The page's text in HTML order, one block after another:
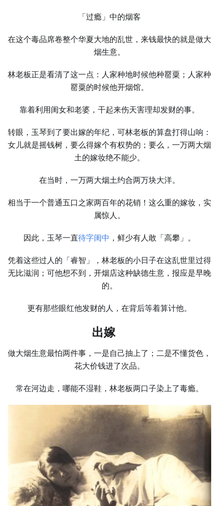
「过瘾」中的烟客
在这个毒品席卷整个华夏大地的乱世，来钱最快的就是做大
烟生意。
林老板正是看清了这一点：人家种地时候他种罂粟；人家种
罂粟的时候他开烟馆。
靠着利用闺女和老婆，干起来伤天害理却发财的事。
转眼，玉琴到了要出嫁的年纪，可林老板的算盘打得山响：
女儿就是摇钱树，要么得嫁个有权势的；要么，一万两大烟
土的嫁妆绝不能少。
在当时，一万两大烟土约合两万块大洋。
相当于一个普通五口之家两百年的花销！这么重的嫁妆，实
属惊人。
因此，玉琴一直待字闺中 ，鲜少有人敢「高攀」。
凭着这些过人的「睿智」，林老板的小日子在这乱世里过得
无比滋润；可他想不到，开烟店这种缺德生意，报应是早晚
的。
更有那些眼红他发财的人，在背后等着算计他。
出嫁
做大烟生意最怕两件事，一是自己抽上了；二是不懂货色，
花大价钱进了次品。
常在河边走，哪能不湿鞋，林老板两口子染上了毒瘾。